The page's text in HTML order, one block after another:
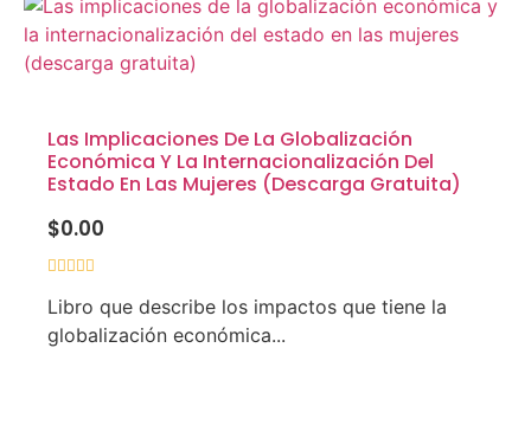
Las Implicaciones De La Globalización
Económica Y La Internacionalización Del
Estado En Las Mujeres (descarga Gratuita)
$0.00
con
0
de
5
Libro que describe los impactos que tiene la
globalización económica...